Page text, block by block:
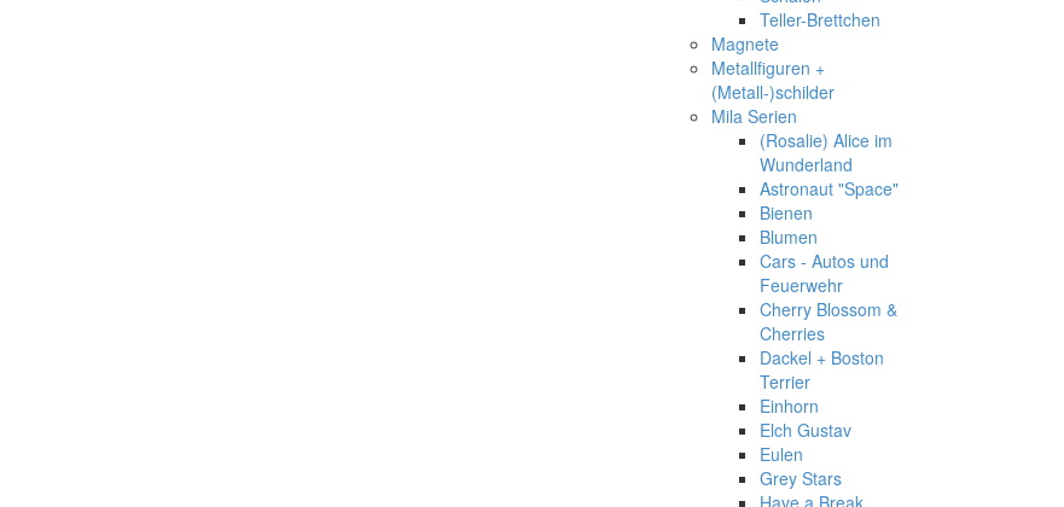
Teller-Brettchen
Magnete
Metallfiguren +
(Metall-)schilder
Mila Serien
(Rosalie) Alice im
Wunderland
Astronaut "Space"
Bienen
Blumen
Cars - Autos und
Feuerwehr
Cherry Blossom &
Cherries
Dackel + Boston
Terrier
Einhorn
Elch Gustav
Eulen
Grey Stars
Have a Break